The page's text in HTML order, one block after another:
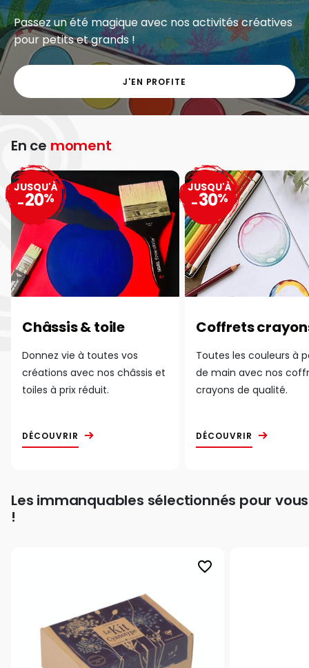
Passez un été magique avec nos activités créatives
pour petits et grands !
J'EN PROFITE
En ce moment
Châssis & toile
Donnez vie à toutes vos
créations avec nos châssis et
toiles à prix réduit.
DÉCOUVRIR
JUSQU'À
-20%
Coffrets
Toutes les couleurs à
de main avec nos
crayons de qualité.
DÉCOUVRIR
JUSQU'À
-30%
Les immanquables sélectionnés pour vous
!
favorite_border